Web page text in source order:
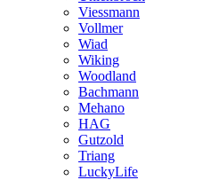
Viessmann
Vollmer
Wiad
Wiking
Woodland
Bachmann
Mehano
HAG
Gutzold
Triang
LuckyLife